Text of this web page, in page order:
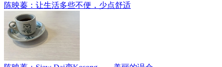
陈映蓁：让生活多些不便，少点舒适